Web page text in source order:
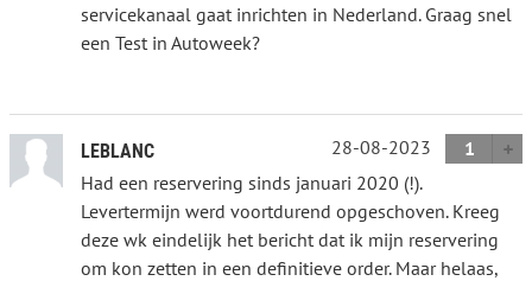
servicekanaal gaat inrichten in Nederland. Graag snel
een Test in Autoweek?
LEBLANC 28-08-2023
1
Had een reservering sinds januari 2020 (!).
Levertermijn werd voortdurend opgeschoven. Kreeg
deze wk eindelijk het bericht dat ik mijn reservering
om kon zetten in een definitieve order. Maar helaas,